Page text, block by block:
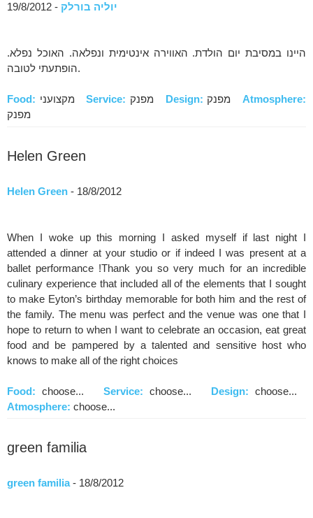
יוליה בורלק - 19/8/2012
היינו במסיבת יום הולדת. האווירה אינטימית ונפלאה. האוכל נפלא.
הופתעתי לטובה.
Food: מקצועניService: Design: מפנקAtmosphere:
מפנק
Helen Green
Helen Green - 18/8/2012
When I woke up this morning I asked myself if last night I
attended a dinner at your studio or if indeed I was present at a
ballet performance !Thank you so very much for an incredible
culinary experience that included all of the elements that I sought
to make Eyton’s birthday memorable for both him and the rest of
the family. The menu was perfect and the venue was one that I
hope to return to when I want to celebrate an occasion, eat great
food and be pampered by a talented and sensitive host who
knows to make all of the right choices
Food: choose... Service: choose... Design: choose...
Atmosphere: choose...
green familia
green familia- 18/8/2012